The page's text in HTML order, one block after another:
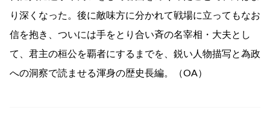
り深くなった。後に敵味方に分かれて戦場に立ってもなお
信を抱き、ついには手をとり合い斉の名宰相・大夫とし
て、君主の桓公を覇者にするまでを、鋭い人物描写と為政
への洞察で読ませる渾身の歴史長編。（OA）